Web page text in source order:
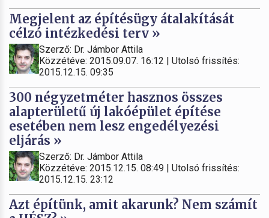
Megjelent az építésügy átalakítását
célzó intézkedési terv »
Szerző: Dr. Jámbor Attila
Közzétéve: 2015.09.07. 16:12 | Utolsó frissítés:
2015.12.15. 09:35
300 négyzetméter hasznos összes
alapterületű új lakóépület építése
esetében nem lesz engedélyezési
eljárás »
Szerző: Dr. Jámbor Attila
Közzétéve: 2015.12.15. 08:49 | Utolsó frissítés:
2015.12.15. 23:12
Azt építünk, amit akarunk? Nem számít